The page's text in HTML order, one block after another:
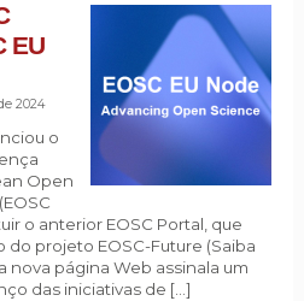
EU
2024
o
Open
o anterior EOSC Portal, que
projeto EOSC-Future (Saiba
nova página Web assinala um
das iniciativas de […]